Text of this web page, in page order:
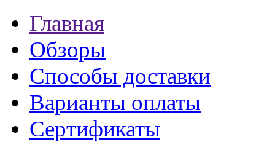
Главная
Обзоры
Способы доставки
Варианты оплаты
Сертификаты